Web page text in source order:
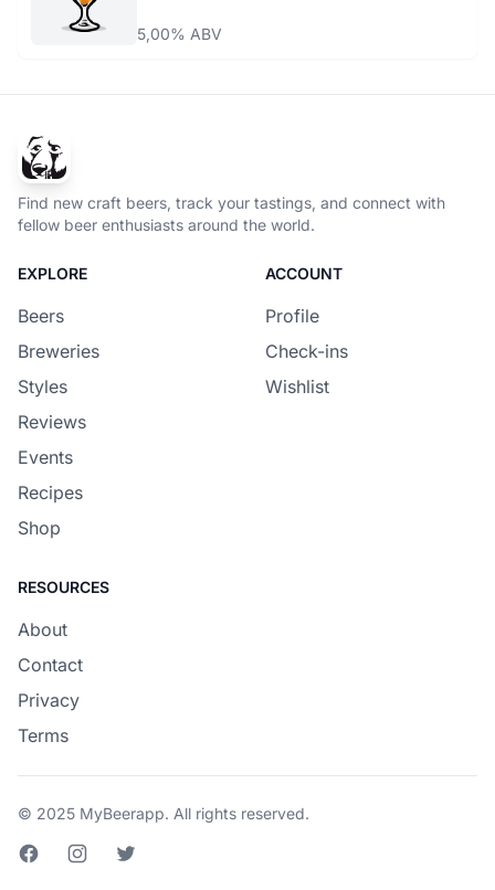
5,00% ABV
Find new craft beers, track your tastings, and connect with
fellow beer enthusiasts around the world.
EXPLORE
Beers
Breweries
Styles
Reviews
Events
Recipes
Shop
ACCOUNT
Profile
Check-ins
Wishlist
RESOURCES
About
Contact
Privacy
Terms
© 2025 MyBeerapp. All rights reserved.